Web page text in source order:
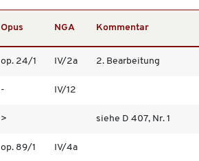
Opus NGA Kommentar
op. 24/1 IV/2a 2. Bearbeitung
- IV/12
> siehe D 407, Nr. 1
op. 89/1 IV/4a